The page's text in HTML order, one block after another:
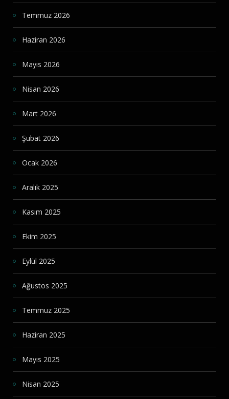
Temmuz 2026
Haziran 2026
Mayıs 2026
Nisan 2026
Mart 2026
Şubat 2026
Ocak 2026
Aralık 2025
Kasım 2025
Ekim 2025
Eylül 2025
Ağustos 2025
Temmuz 2025
Haziran 2025
Mayıs 2025
Nisan 2025